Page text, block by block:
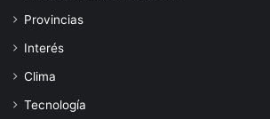
Provincias
Interés
Clima
Tecnología